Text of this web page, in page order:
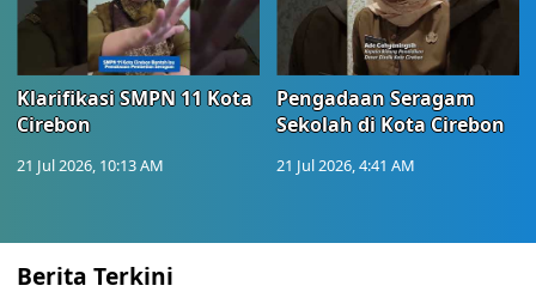
Klarifikasi SMPN 11 Kota
Cirebon
21 Jul 2026, 10:13 AM
Pengadaan Seragam
Sekolah di Kota Cirebon
21 Jul 2026, 4:41 AM
Berita Terkini